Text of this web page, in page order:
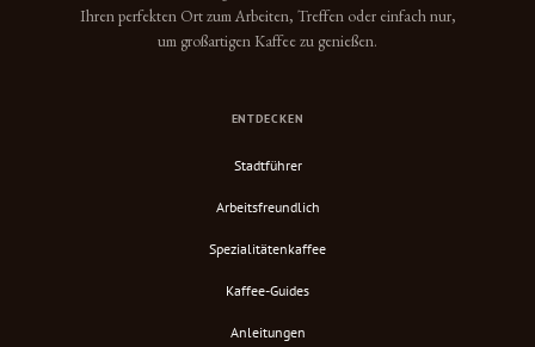
Ihren perfekten Ort zum Arbeiten, Treffen oder einfach nur,
um großartigen Kaffee zu genießen.
ENTDECKEN
Stadtführer
Arbeitsfreundlich
Spezialitätenkaffee
Kaffee-Guides
Anleitungen